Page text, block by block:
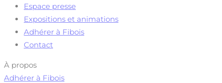
Espace presse
Expositions et animations
Adhérer à Fibois
Contact
À propos
Adhérer à Fibois